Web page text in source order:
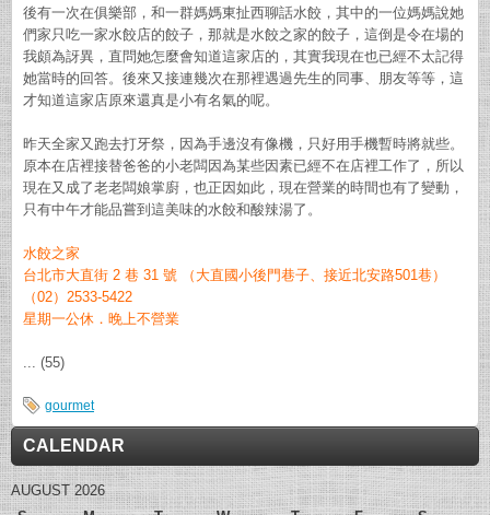
後有一次在俱樂部，和一群媽媽東扯西聊話水餃，其中的一位媽媽說她
們家只吃一家水餃店的餃子，那就是水餃之家的餃子，這倒是令在場的
我頗為訝異，直問她怎麼會知道這家店的，其實我現在也已經不太記得
她當時的回答。後來又接連幾次在那裡遇過先生的同事、朋友等等，這
才知道這家店原來還真是小有名氣的呢。
昨天全家又跑去打牙祭，因為手邊沒有像機，只好用手機暫時將就些。
原本在店裡接替爸爸的小老闆因為某些因素已經不在店裡工作了，所以
現在又成了老老闆娘掌廚，也正因如此，現在營業的時間也有了變動，
只有中午才能品嘗到這美味的水餃和酸辣湯了。
水餃之家
台北市大直街 2 巷 31 號 （大直國小後門巷子、接近北安路501巷）
（02）2533-5422
星期一公休．晚上不營業
... (55)
gourmet
CALENDAR
AUGUST 2026